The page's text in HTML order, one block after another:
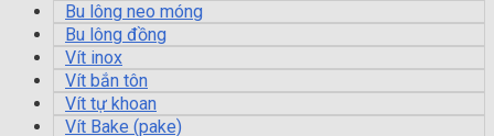
Bu lông neo móng
Bu lông đồng
Vít inox
Vít bắn tôn
Vít tự khoan
Vít Bake (pake)